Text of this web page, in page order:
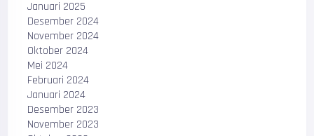
Januari 2025
Desember 2024
November 2024
Oktober 2024
Mei 2024
Februari 2024
Januari 2024
Desember 2023
November 2023